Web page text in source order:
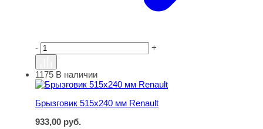
- +
Брызговик 515х240 мм Renault
1175 В наличии
Брызговик 515х240 мм Renault
933,00 руб.